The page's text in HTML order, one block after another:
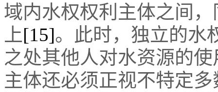
域内水权权利主体之间
上[15]。此时，独立的水
之处其他人对水资源的
主体还必须正视不特定